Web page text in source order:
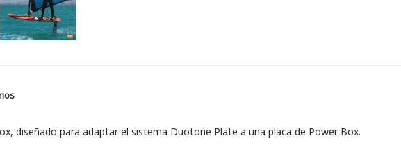
diseñado para adaptar el sistema Duotone Plate a una placa de Power Box.